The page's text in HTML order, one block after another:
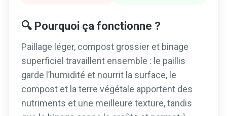
🔍 Pourquoi ça fonctionne ?
Paillage léger, compost grossier et binage
superficiel travaillent ensemble : le paillis
garde l’humidité et nourrit la surface, le
compost et la terre végétale apportent des
nutriments et une meilleure texture, tandis